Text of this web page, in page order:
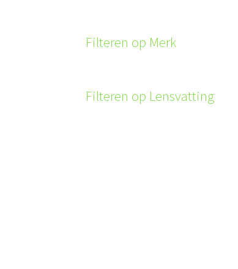
Filteren op Merk
Filteren op Lensvatting